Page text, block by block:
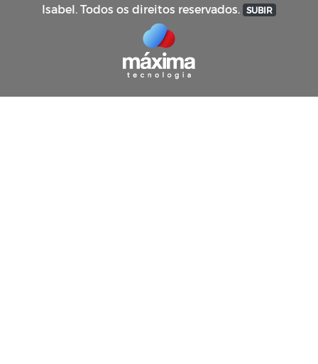
Isabel. Todos os direitos reservados. SUBIR